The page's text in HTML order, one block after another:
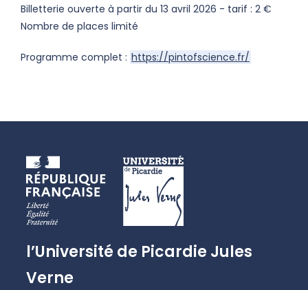
Billetterie ouverte à partir du 13 avril 2026 - tarif : 2 €
Nombre de places limité
Programme complet : https://pintofscience.fr/
l’Université de Picardie Jules
Verne